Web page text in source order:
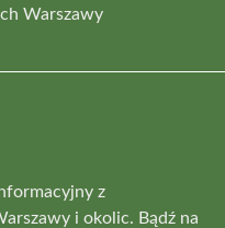
Warszawy
z
i okolic. Bądź na